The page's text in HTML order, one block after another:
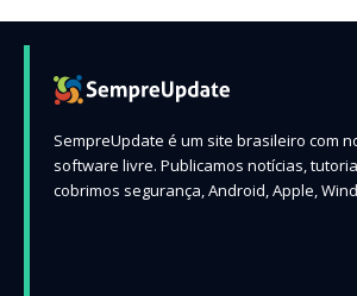
SempreUpdate é um site brasileiro com
software livre. Publicamos notícias,
cobrimos segurança, Android, Apple,